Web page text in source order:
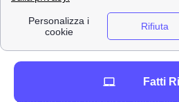
problemi con la business
Gazzola
richiesta del credito
a Gazzola vi sono
Fatti